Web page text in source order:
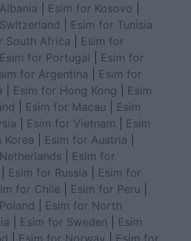
Esim for Kosovo
Esim for Tunisia
South Africa
Esim for
Esim for Portugal
Esim for
for Argentina
Esim for
Esim for Hong Kong
Esim
Esim for Macau
Esim
Esim for Vietnam
Esim
Korea
Esim for Austria
Esim for
Esim for Russia
Esim for
for Chile Esim for Peru
Esim for North
Esim for Sweden
Esim
Esim for Norway
Esim for